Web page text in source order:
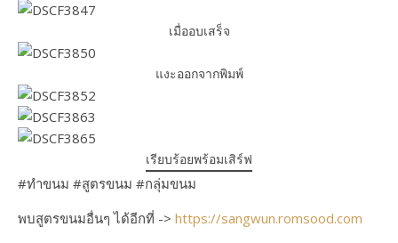
เมื่ออบเสร็จ
แงะออกจากพิมพ์
เรียบร้อยพร้อมเสิร์ฟ
#ทำขนม #สูตรขนม #กลุ่มขนม
พบสูตรขนมอื่นๆ ได้อีกที่ -> https://sangwun.romsood.com